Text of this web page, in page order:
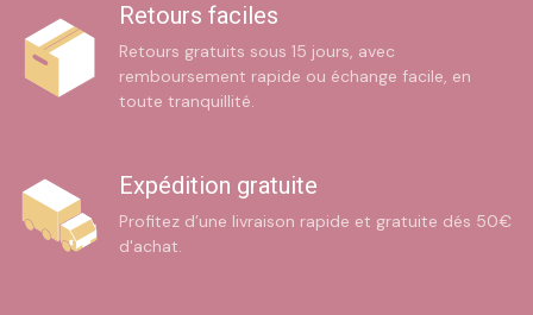
Retours faciles
Retours gratuits sous 15 jours, avec
remboursement rapide ou échange facile, en
toute tranquillité.
Expédition gratuite
Profitez d’une livraison rapide et gratuite dés 50€
d'achat.